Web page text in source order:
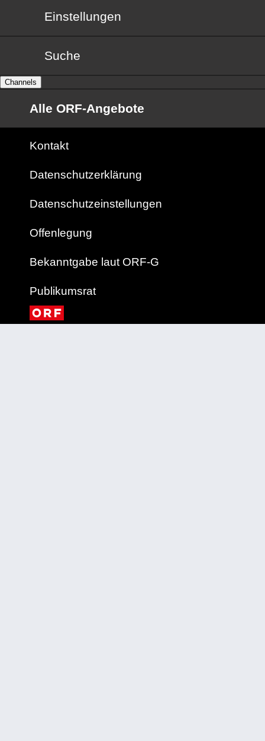
Einstellungen
Suche
Channels
Alle ORF-Angebote
Kontakt
Datenschutzerklärung
Datenschutzeinstellungen
Offenlegung
Bekanntgabe laut ORF-G
Publikumsrat